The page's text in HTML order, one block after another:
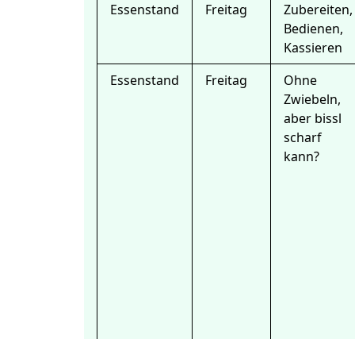
Essenstand Freitag
Zubereiten,
Bedienen,
Kassieren
Essenstand
Freitag
Ohne
Zwiebeln,
aber bissl
scharf
kann?